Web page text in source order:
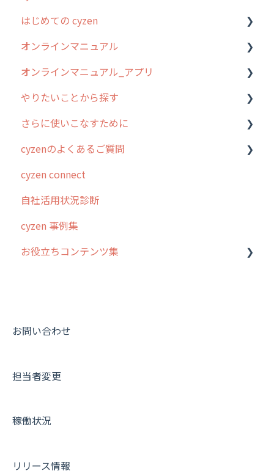
過去のリリース
2019年までのリリース情報
お客様の声を実現しました
はじめての cyzen
0. はじめてのcyzenの使い方
1. cyzenについて知ろう
2. 主要機能の概要
3. cyzenの位置情報取得について
4. cyzen利用前の準備：システム管理者編
5. 基本的な使い方：システム管理者編
6. 基本的な使い方：ユーザー編
7. 初心者向けよくある質問集
8. 用語集
【業界業種別】cyzen設定方法
オンラインマニュアル
管理サイトの使い始め
ユーザー・グループ管理
行動管理
予定管理
スポット
ステータス・主観
報告書・行動種別
勤怠管理
帳票出力
商品
オンラインマニュアル_アプリ
アプリの使い始め
ホーム画面
スポット
報告閲覧
予定
日報
履歴
パフォーマンス
お知らせ
やりたいことから探す
行動管理
勤怠管理
予定管理
スポット
ステータス・主観
報告書・行動種別
活動通知
商品
さらに使いこなすために
はじめに
スポット・ステータス関連オプション
交通費自動計算
安全走行支援
写真管理・高画質化
その他オプション
契約・その他
cyzenのよくあるご質問
ログインについて
グループ・ユーザーについて
GPS・位置情報 について
ルート自動記録 について
報告書について
メンバー画面について
cyzen connect
自社活用状況診断
cyzen 事例集
お役立ちコンテンツ集
動画集：共通
お問い合わせ
担当者変更
稼働状況
リリース情報